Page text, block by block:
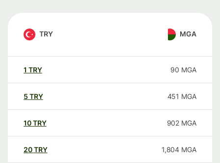
TRY MGA
1 TRY 90 MGA
5 TRY 451 MGA
10TRY 902 MGA
20TRY 1,804 MGA